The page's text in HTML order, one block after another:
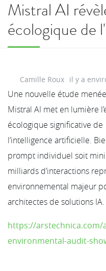
Mistral AI
écologique de
Camille Roux il y a
Une nouvelle étude
Mistral AI met en lumière
écologique significative de
l’intelligence artificielle.
prompt individuel soit
milliards d’interactions
environnemental majeur
architectes de solutions IA.
https://arstechnica.com/
environmental-audit-